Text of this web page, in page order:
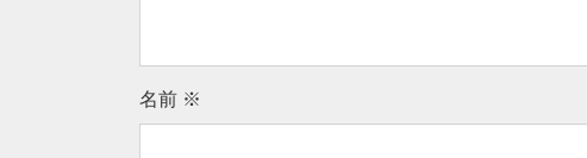
名前 ※